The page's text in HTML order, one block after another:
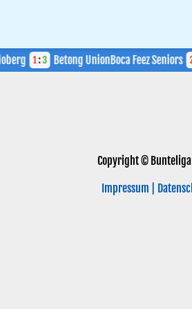
:3 Betong UnionBoca Feez Seniors
Copyright ©
Impressum |